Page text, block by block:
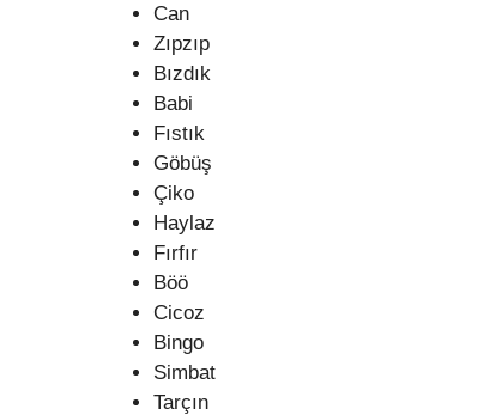
Can
Zıpzıp
Bızdık
Babi
Fıstık
Göbüş
Çiko
Haylaz
Fırfır
Böö
Cicoz
Bingo
Simbat
Tarçın